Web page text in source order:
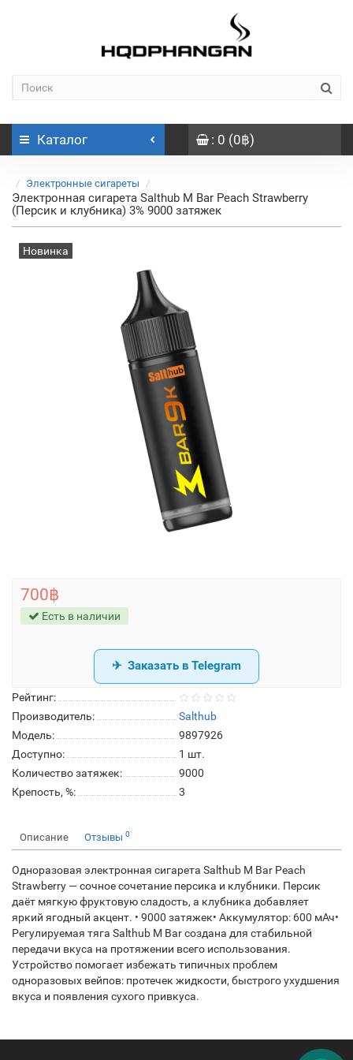
Каталог : 0 (0฿)
Электронные сигареты
Электронная сигарета Salthub M Bar Peach Strawberry
(Персик и клубника) 3% 9000 затяжек
Новинка
Рейтинг:
Производитель:
Salthub
Модель:
9897926
Доступно:
1 шт.
Количество затяжек:
9000
Крепость, %:
3
700฿
Есть в наличии
Заказать в Telegram
Описание Отзывы 0
Одноразовая электронная сигарета Salthub M Bar Peach
Strawberry — сочное сочетание персика и клубники. Персик
даёт мягкую фруктовую сладость, а клубника добавляет
яркий ягодный акцент. • 9000 затяжек• Аккумулятор: 600 мАч•
Регулируемая тяга Salthub M Bar создана для стабильной
передачи вкуса на протяжении всего использования.
Устройство помогает избежать типичных проблем
одноразовых вейпов: протечек жидкости, быстрого ухудшения
вкуса и появления сухого привкуса.